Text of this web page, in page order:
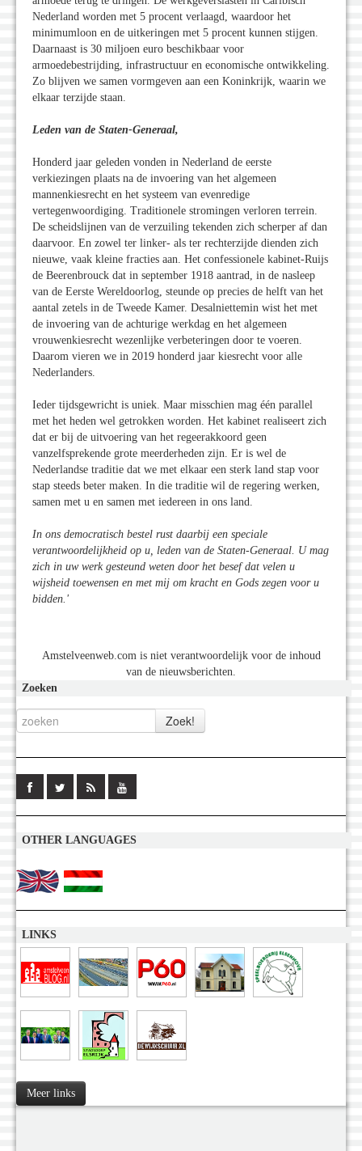
Nederland worden met 5 procent verlaagd, waardoor het
minimumloon en de uitkeringen met 5 procent kunnen stijgen.
Daarnaast is 30 miljoen euro beschikbaar voor
armoedebestrijding, infrastructuur en economische ontwikkeling.
Zo blijven we samen vormgeven aan een Koninkrijk, waarin we
elkaar terzijde staan.
Leden van de Staten-Generaal,
Honderd jaar geleden vonden in Nederland de eerste
verkiezingen plaats na de invoering van het algemeen
mannenkiesrecht en het systeem van evenredige
vertegenwoordiging. Traditionele stromingen verloren terrein.
De scheidslijnen van de verzuiling tekenden zich scherper af dan
daarvoor. En zowel ter linker- als ter rechterzijde dienden zich
nieuwe, vaak kleine fracties aan. Het confessionele kabinet-Ruijs
de Beerenbrouck dat in september 1918 aantrad, in de nasleep
van de Eerste Wereldoorlog, steunde op precies de helft van het
aantal zetels in de Tweede Kamer. Desalniettemin wist het met
de invoering van de achturige werkdag en het algemeen
vrouwenkiesrecht wezenlijke verbeteringen door te voeren.
Daarom vieren we in 2019 honderd jaar kiesrecht voor alle
Nederlanders.
Ieder tijdsgewricht is uniek. Maar misschien mag één parallel
met het heden wel getrokken worden. Het kabinet realiseert zich
dat er bij de uitvoering van het regeerakkoord geen
vanzelfsprekende grote meerderheden zijn. Er is wel de
Nederlandse traditie dat we met elkaar een sterk land stap voor
stap steeds beter maken. In die traditie wil de regering werken,
samen met u en samen met iedereen in ons land.
In ons democratisch bestel rust daarbij een speciale
verantwoordelijkheid op u, leden van de Staten-Generaal. U mag
zich in uw werk gesteund weten door het besef dat velen u
wijsheid toewensen en met mij om kracht en Gods zegen voor u
bidden.'
Amstelveenweb.com is niet verantwoordelijk voor de inhoud
van de nieuwsberichten.
Zoeken
OTHER LANGUAGES
LINKS
Meer links